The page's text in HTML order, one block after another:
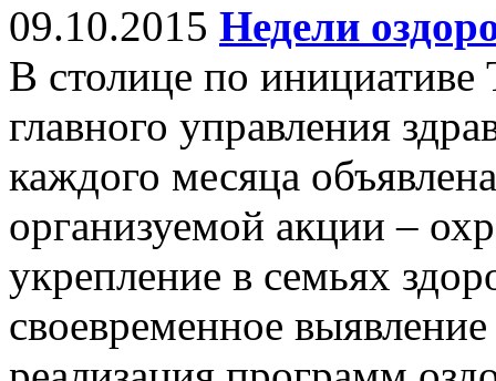
09.10.2015 Недели
В столице по инициативе
главного управления
каждого месяца
организуемой акции –
укрепление в семьях
своевременное